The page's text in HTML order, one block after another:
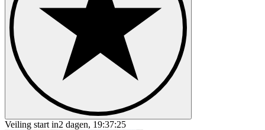
Veiling start in2 dagen, 19:37:25